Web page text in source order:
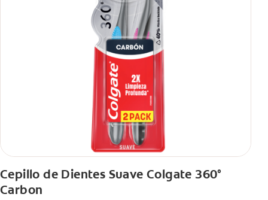
Cepillo de Dientes Suave Colgate 360°
Carbon